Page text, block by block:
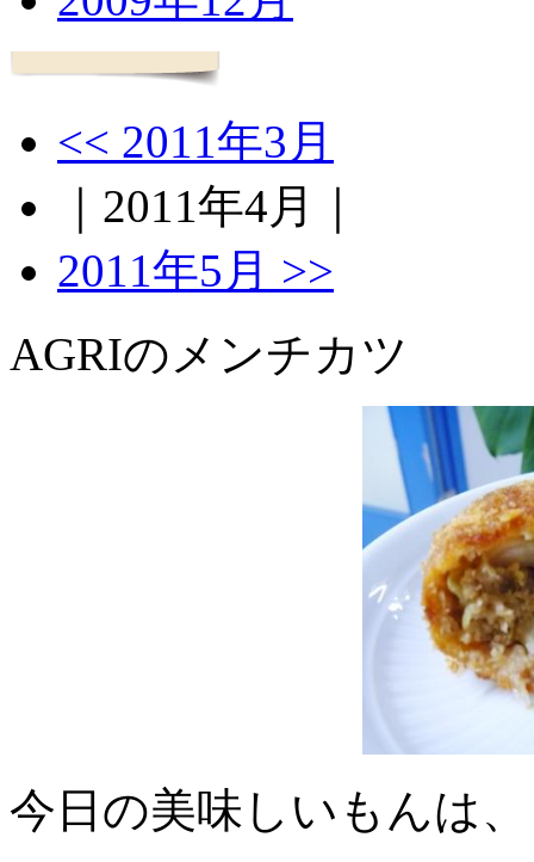
<< 2011年3月
｜2011年4月｜
2011年5月 >>
AGRIのメンチカツ
今日の美味しいもんは、